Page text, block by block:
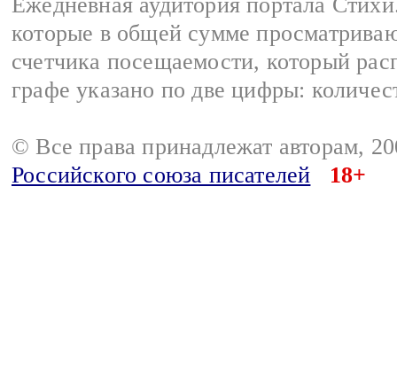
которые в общей сумме
счетчика посещаемости, который
графе указано по две цифры:
© Все права принадлежат авторам,
Российского союза писателей
18+